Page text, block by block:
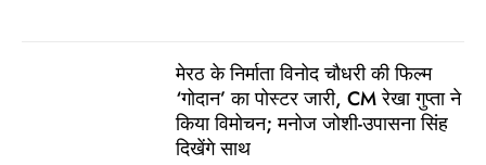
मेरठ के निर्माता विनोद चौधरी की फिल्म
‘गोदान’ का पोस्टर जारी, CM रेखा गुप्ता ने
किया विमोचन; मनोज जोशी-उपासना सिंह
दिखेंगे साथ